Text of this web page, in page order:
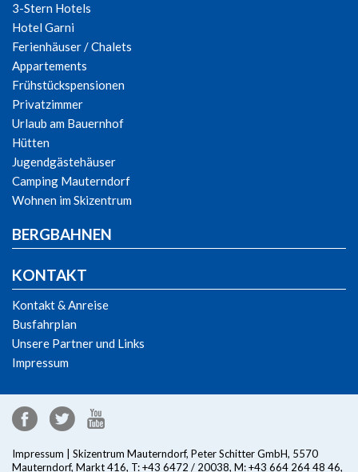
3-Stern Hotels
Hotel Garni
Ferienhäuser / Chalets
Appartements
Frühstückspensionen
Privatzimmer
Urlaub am Bauernhof
Hütten
Jugendgästehäuser
Camping Mauterndorf
Wohnen im Skizentrum
BERGBAHNEN
KONTAKT
Kontakt & Anreise
Busfahrplan
Unsere Partner und Links
Impressum
Impressum | Skizentrum Mauterndorf, Peter Schitter GmbH, 5570
Mauterndorf, Markt 416, T:+43 6472 / 20038, M:+43 664 264 48 46,